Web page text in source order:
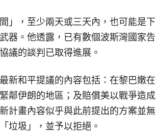
」，至少兩天或三天內，也可能是下
器。他透露，已有數個波斯灣國家告
議的談判已取得進展。
新和平提議的內容包括：在黎巴嫩在
鄰伊朗的地區；及賠償美以戰爭造成
計畫內容似乎與此前提出的方案並無
垃圾」，並予以拒絕。